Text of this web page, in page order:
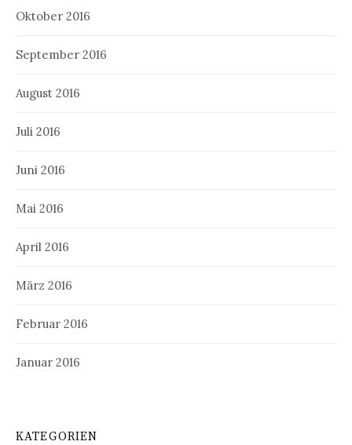
Oktober 2016
September 2016
August 2016
Juli 2016
Juni 2016
Mai 2016
April 2016
März 2016
Februar 2016
Januar 2016
KATEGORIEN